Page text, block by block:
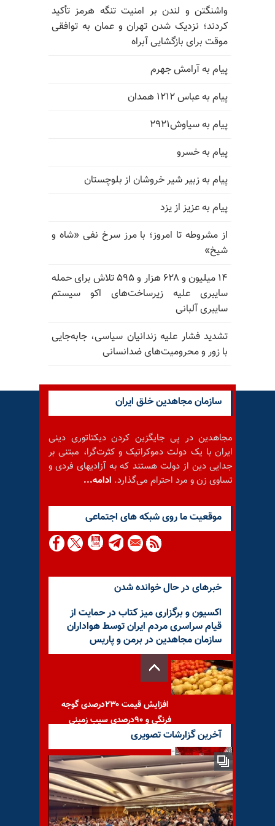
واشنگتن و لندن بر امنیت تنگه هرمز تأکید
کردند؛ نزدیک شدن تهران و عمان به توافقی
موقت برای بازگشایی آبراه
پیام به آرامش جهرم
پیام به عباس ۱۲۱۲ همدان
پیام به سیاوش۲۹۲۱
پیام به خسرو
پیام به زبیر شیر خروشان از بلوچستان
پیام به عزیز از یزد
از مشروطه تا امروز؛ با مرز سرخ نفی «شاه و
شیخ»
۱۴ میلیون و ۶۲۸ هزار و ۵۹۵ تلاش برای حمله
سایبری علیه زیرساخت‌های اکو سیستم
سایبری آلبانی
تشدید فشار علیه زندانیان سیاسی، جابه‌جایی
با زور و محرومیت‌های ضدانسانی
سازمان مجاهدین خلق ایران
مجاهدین در پی جایگزین کردن دیکتاتوری دینی
ایران با یک دولت دموکراتیک و کثرت‌گرا، مبتنی بر
جدایی دین از دولت هستند که به آزادیهای فردی و
تساوی زن و مرد احترام می‌گذارد. ادامه...
موقعيت ما روى شبكه هاى اجتماعى
خبرهای در حال خوانده شدن
اکسیون و برگزاری میز کتاب در حمایت از
قیام سراسری مردم ایران توسط هواداران
سازمان مجاهدین در برمن و پاریس
افزایش قیمت ۲۳۰درصدی گوجه
فرنگی و ۹۰درصدی سیب زمینی
فضای انفجاری در بن‌بست با
جامعه جهانی -مروری بر رسانه
ها
آخرین گزارشات تصویری